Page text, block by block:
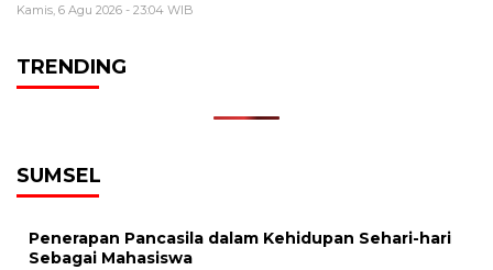
Kamis, 6 Agu 2026 - 23:04 WIB
TRENDING
SUMSEL
Penerapan Pancasila dalam Kehidupan Sehari-hari
Sebagai Mahasiswa